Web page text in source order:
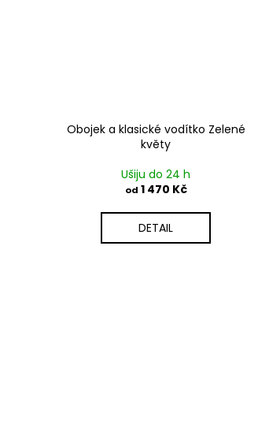
Obojek a klasické vodítko Zelené
květy
Ušiju do 24 h
od 1 470 Kč
DETAIL